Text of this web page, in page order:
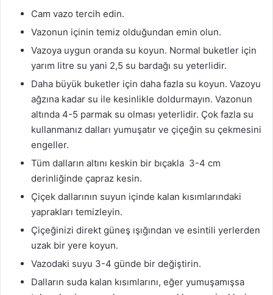
Cam vazo tercih edin.
Vazonun içinin temiz olduğundan emin olun.
Vazoya uygun oranda su koyun. Normal buketler için
yarım litre su yani 2,5 su bardağı su yeterlidir.
Daha büyük buketler için daha fazla su koyun. Vazoyu
ağzına kadar su ile kesinlikle doldurmayın. Vazonun
altında 4-5 parmak su olması yeterlidir. Çok fazla su
kullanmanız dalları yumuşatır ve çiçeğin su çekmesini
engeller.
Tüm dalların altını keskin bir bıçakla 3-4 cm
derinliğinde çapraz kesin.
Çiçek dallarının suyun içinde kalan kısımlarındaki
yaprakları temizleyin.
Çiçeğinizi direkt güneş ışığından ve esintili yerlerden
uzak bir yere koyun.
Vazodaki suyu 3-4 günde bir değiştirin.
Dalların suda kalan kısımlarını, eğer yumuşamışsa